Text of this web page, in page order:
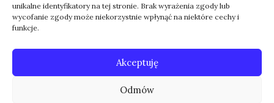
unikalne identyfikatory na tej stronie. Brak wyrażenia zgody lub
wycofanie zgody może niekorzystnie wpłynąć na niektóre cechy i
funkcje.
Akceptuję
Odmów